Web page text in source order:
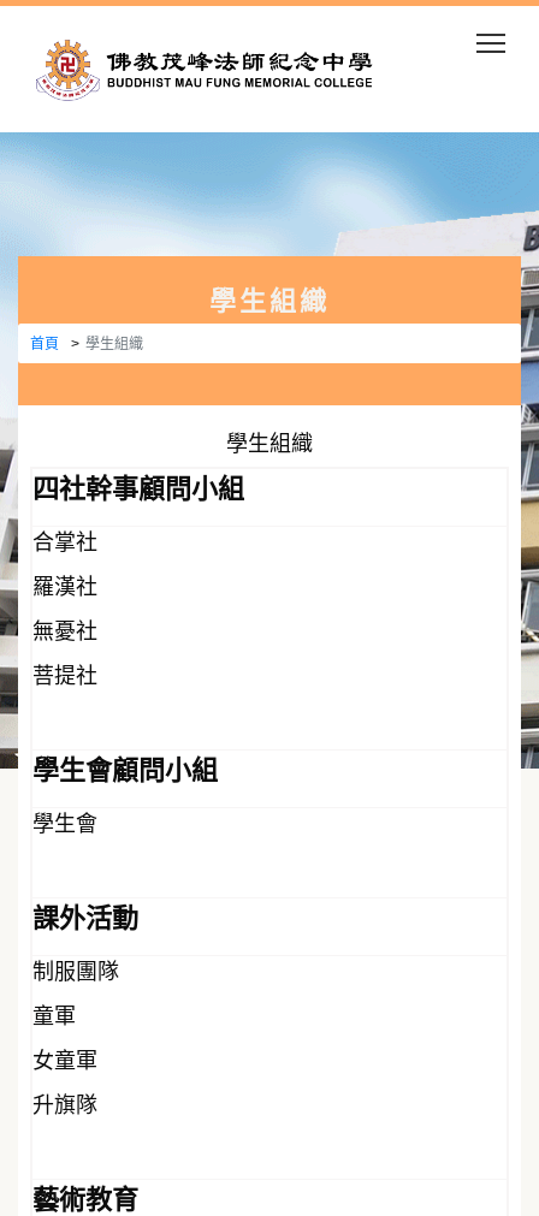
學生組織
首頁 學生組織
學生組織
四社幹事顧問小組
合掌社
羅漢社
無憂社
菩提社
學生會顧問小組
學生會
課外活動
制服團隊
童軍
女童軍
升旗隊
藝術教育